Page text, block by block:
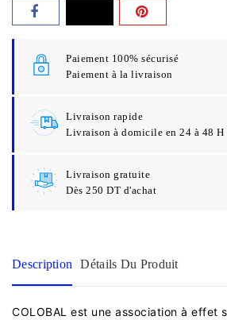
Paiement 100% sécurisé
Paiement à la livraison
Livraison rapide
Livraison à domicile en 24 à 48 H
Livraison gratuite
Dès 250 DT d'achat
Description Détails Du Produit
COLOBAL est une association à effet